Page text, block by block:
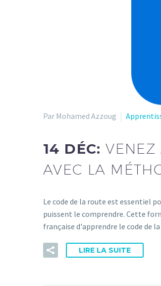
Par Mohamed Azzoug
14 DÉC:VENEZ
AVEC LA
Le code de la route est essentiel
puissent le comprendre. Cette
française d'apprendre le code de
LIRE LA SUITE